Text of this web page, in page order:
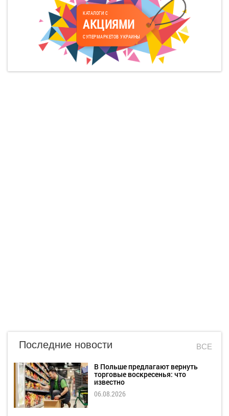
КАТАЛОГИ С
АКЦИЯМИ
СУПЕРМАРКЕТОВ УКРАИНЫ
Последние новости ВСЕ
В Польше предлагают вернуть
торговые воскресенья: что
известно
06.08.2026